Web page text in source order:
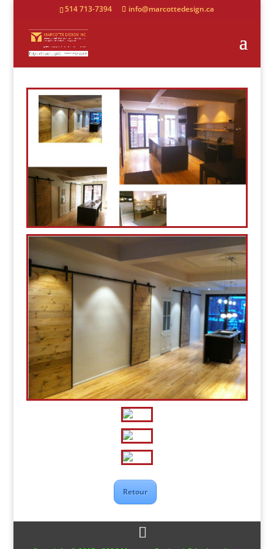
514 713-7394 info@marcottedesign.ca
Retour